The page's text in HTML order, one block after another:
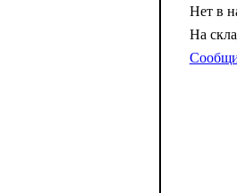
Нет в